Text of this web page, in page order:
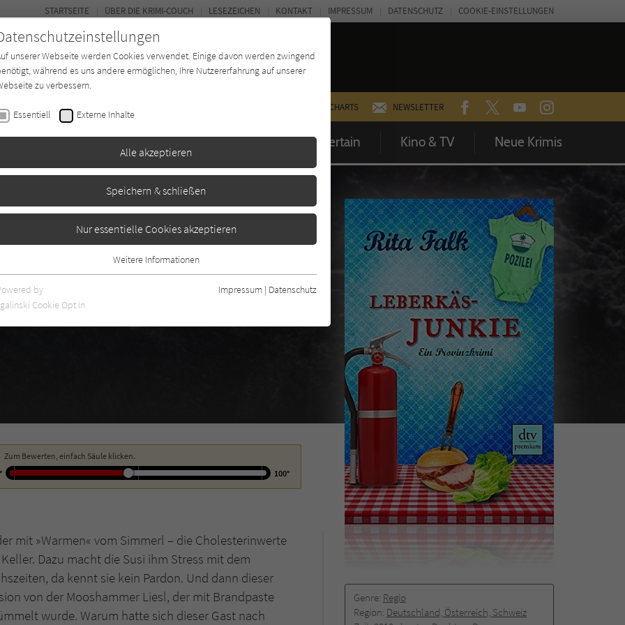
CHARTS NEWSLETTER FACEBOOKTWITTERYOUTUBEINSTAGRAM
Buchtyp Autor*in Magazin Entertain Kino & TV Neue Krimis
STARTSEITE ÜBER DIE KRIMI-COUCH LESEZEICHEN KONTAKT IMPRESSUM DATENSCHUTZ COOKIE-EINSTELLUNGEN
Eberhofer 07)
Genre: Regio
Region: Deutschland, Österreich, Schweiz
Zum Bewerten, einfach Säule klicken.
100°
mit »Warmen« vom Simmerl – die Cholesterinwerte
Dazu macht die Susi ihm Stress mit dem
da kennt sie kein Pardon. Und dann dieser
von der Mooshammer Liesl, der mit Brandpaste
wurde. Warum hatte sich dieser Gast nach
unserer Webseite werden Cookies verwendet. Einige davon werden zwingend
während es uns andere ermöglichen, Ihre Nutzererfahrung auf unserer
zu verbessern.
Essentiell Externe Inhalte
Alle akzeptieren
Speichern & schließen
Nur essentielle Cookies akzeptieren
Essentielle Cookies werden für grundlegende Funktionen der Webseite
benötigt. Dadurch ist gewährleistet, dass die Webseite einwandfrei
funktioniert.
Zweck
Verwendung von Cookies auf dieser Website zu
speichern.
Anbieter Literatur-Couch Medien GmbH & Co. KG
Laufzeit 1 Jahr
Zweck Cookie für die Bewertung einzelner Buchtitel
hl=de).
Weitere Informationen
by
Cookie Opt In
Impressum | Datenschutz